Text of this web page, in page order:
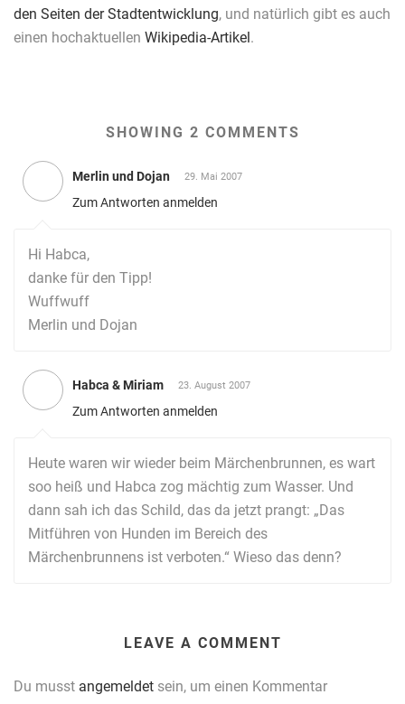
den Seiten der Stadtentwicklung, und natürlich gibt es auch
einen hochaktuellen Wikipedia-Artikel.
SHOWING 2 COMMENTS
Merlin und Dojan 29. Mai 2007
Zum Antworten anmelden
Hi Habca,
danke für den Tipp!
Wuffwuff
Merlin und Dojan
Habca & Miriam 23. August 2007
Zum Antworten anmelden
Heute waren wir wieder beim Märchenbrunnen, es wart
soo heiß und Habca zog mächtig zum Wasser. Und
dann sah ich das Schild, das da jetzt prangt: „Das
Mitführen von Hunden im Bereich des
Märchenbrunnens ist verboten.“ Wieso das denn?
LEAVE A COMMENT
Du musst angemeldet sein, um einen Kommentar